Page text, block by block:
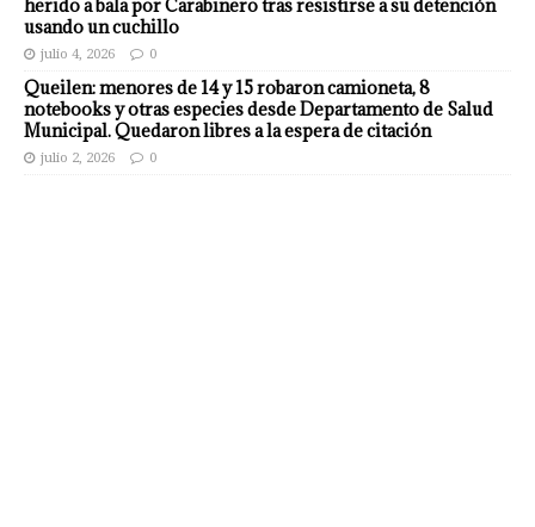
herido a bala por Carabinero tras resistirse a su detención
usando un cuchillo
julio 4, 2026 0
Queilen: menores de 14 y 15 robaron camioneta, 8
notebooks y otras especies desde Departamento de Salud
Municipal. Quedaron libres a la espera de citación
julio 2, 2026 0